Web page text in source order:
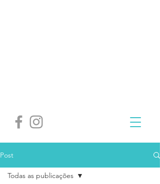
Post
Todas as publicações